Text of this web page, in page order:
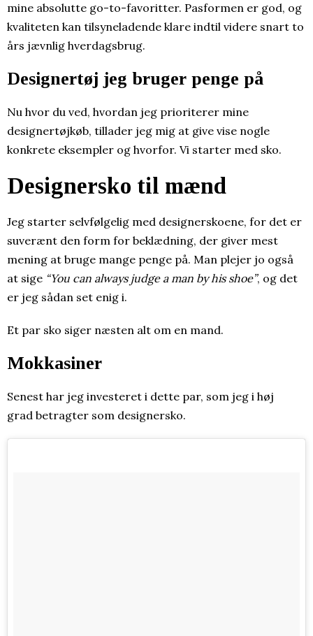
mine absolutte go-to-favoritter. Pasformen er god, og
kvaliteten kan tilsyneladende klare indtil videre snart to
års jævnlig hverdagsbrug.
Designertøj jeg bruger penge på
Nu hvor du ved, hvordan jeg prioriterer mine
designertøjkøb, tillader jeg mig at give vise nogle
konkrete eksempler og hvorfor. Vi starter med sko.
Designersko til mænd
Jeg starter selvfølgelig med designerskoene, for det er
suverænt den form for beklædning, der giver mest
mening at bruge mange penge på. Man plejer jo også
at sige “You can always judge a man by his shoe”, og det
er jeg sådan set enig i.
Et par sko siger næsten alt om en mand.
Mokkasiner
Senest har jeg investeret i dette par, som jeg i høj
grad betragter som designersko.